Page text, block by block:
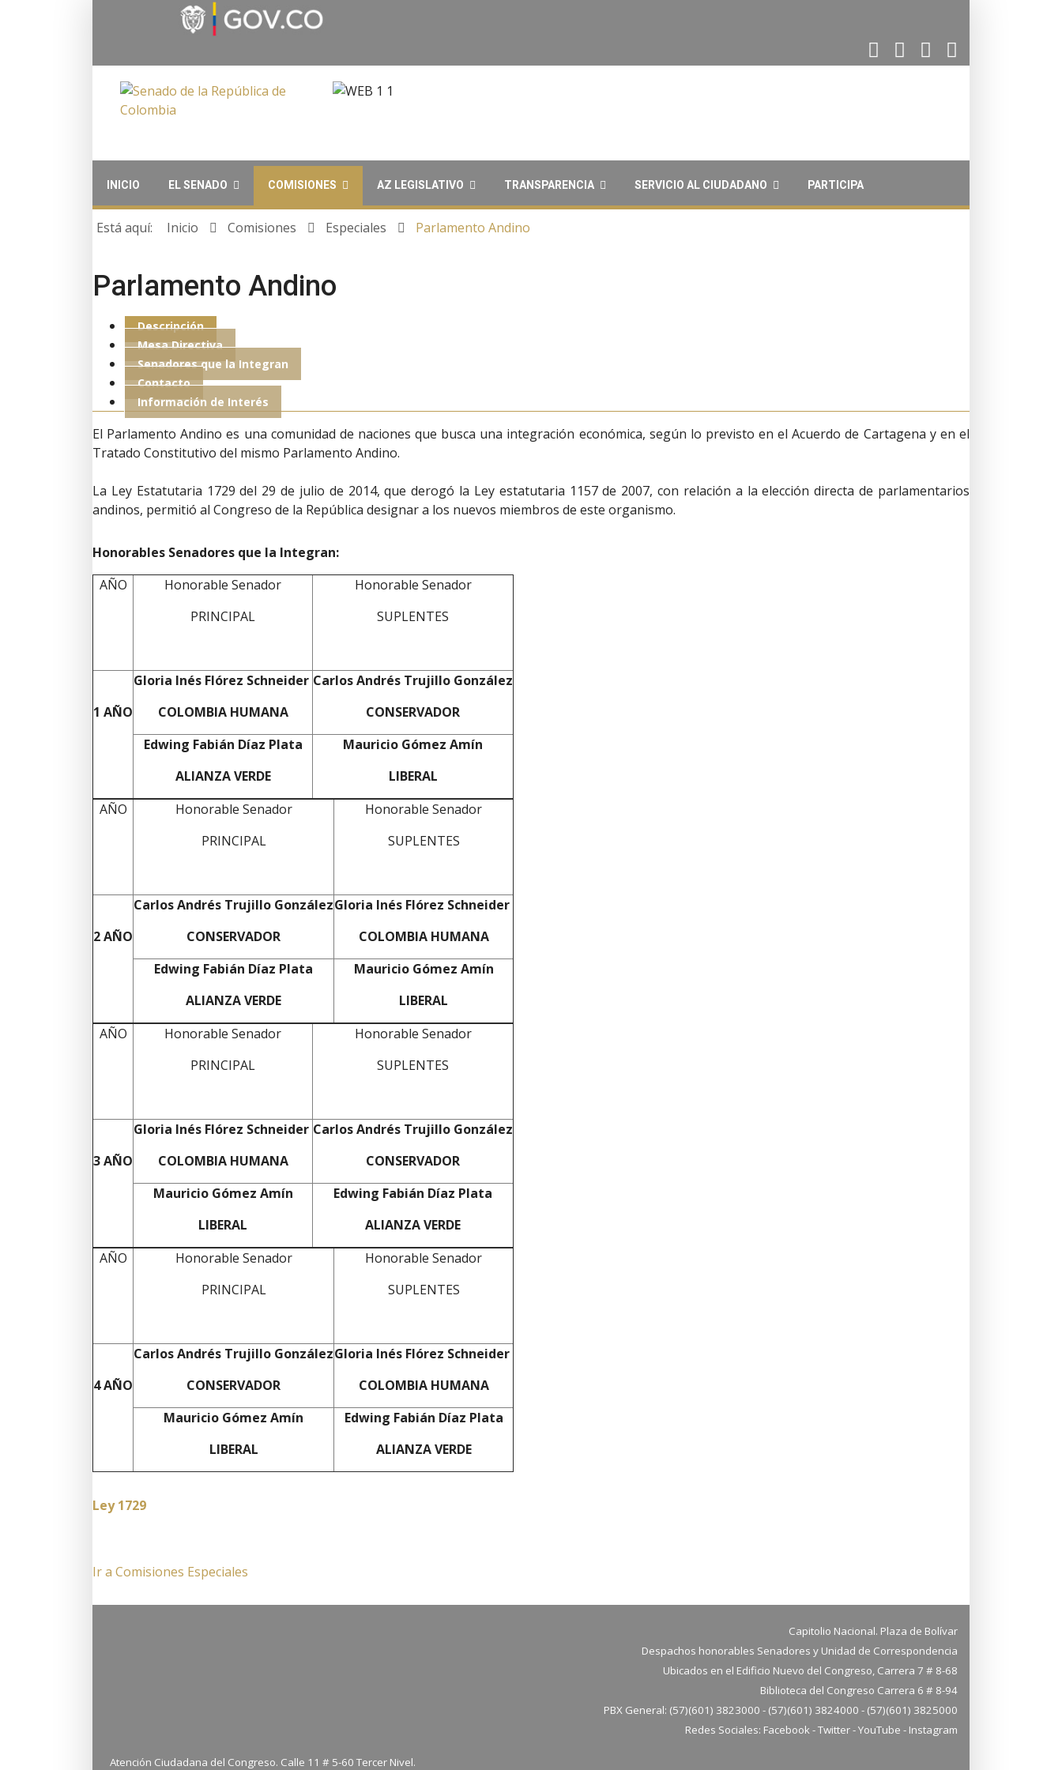
INICIO EL SENADO COMISIONES AZ LEGISLATIVO TRANSPARENCIA SERVICIO AL CIUDADANO PARTICIPA
Está aquí: Inicio Comisiones Especiales Parlamento Andino
Parlamento Andino
Descripción
Mesa Directiva
Senadores que la Integran
Contacto
Información de Interés
El Parlamento Andino es una comunidad de naciones que busca una integración económica, según lo previsto en el Acuerdo de Cartagena y en el
Tratado Constitutivo del mismo Parlamento Andino.
La Ley Estatutaria 1729 del 29 de julio de 2014, que derogó la Ley estatutaria 1157 de 2007, con relación a la elección directa de parlamentarios
andinos, permitió al Congreso de la República designar a los nuevos miembros de este organismo.
Honorables Senadores que la Integran:
AÑO
Honorable Senador
PRINCIPAL
Honorable Senador
SUPLENTES
1 AÑO
Gloria Inés Flórez Schneider
COLOMBIA HUMANA
Carlos Andrés Trujillo González
CONSERVADOR
Edwing Fabián Díaz Plata
ALIANZA VERDE
Mauricio Gómez Amín
LIBERAL
AÑO
Honorable Senador
PRINCIPAL
Honorable Senador
SUPLENTES
2 AÑO
Carlos Andrés Trujillo González
CONSERVADOR
Gloria Inés Flórez Schneider
COLOMBIA HUMANA
Edwing Fabián Díaz Plata
ALIANZA VERDE
Mauricio Gómez Amín
LIBERAL
AÑO
Honorable Senador
PRINCIPAL
Honorable Senador
SUPLENTES
3 AÑO
Gloria Inés Flórez Schneider
COLOMBIA HUMANA
Carlos Andrés Trujillo González
CONSERVADOR
Mauricio Gómez Amín
LIBERAL
Edwing Fabián Díaz Plata
ALIANZA VERDE
AÑO
Honorable Senador
PRINCIPAL
Honorable Senador
SUPLENTES
4 AÑO
Carlos Andrés Trujillo González
CONSERVADOR
Gloria Inés Flórez Schneider
COLOMBIA HUMANA
Mauricio Gómez Amín
LIBERAL
Edwing Fabián Díaz Plata
ALIANZA VERDE
Ley 1729
Ir a Comisiones Especiales
Capitolio Nacional. Plaza de Bolívar
Despachos honorables Senadores y Unidad de Correspondencia
Ubicados en el Edificio Nuevo del Congreso, Carrera 7 # 8-68
Biblioteca del Congreso Carrera 6 # 8-94
PBX General: (57)(601) 3823000 - (57)(601) 3824000 - (57)(601) 3825000
Redes Sociales: Facebook-Twitter-YouTube - Instagram
Atención Ciudadana del Congreso. Calle 11 # 5-60 Tercer Nivel.